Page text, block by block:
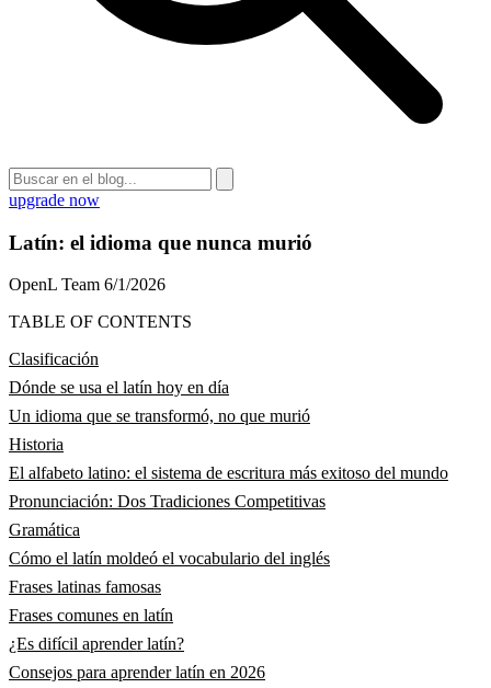
upgrade now
Latín: el idioma que nunca murió
OpenL Team 6/1/2026
TABLE OF CONTENTS
Clasificación
Dónde se usa el latín hoy en día
Un idioma que se transformó, no que murió
Historia
El alfabeto latino: el sistema de escritura más exitoso del mundo
Pronunciación: Dos Tradiciones Competitivas
Gramática
Cómo el latín moldeó el vocabulario del inglés
Frases latinas famosas
Frases comunes en latín
¿Es difícil aprender latín?
Consejos para aprender latín en 2026